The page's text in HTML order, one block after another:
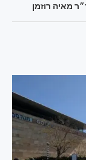
מאיה רוזמן